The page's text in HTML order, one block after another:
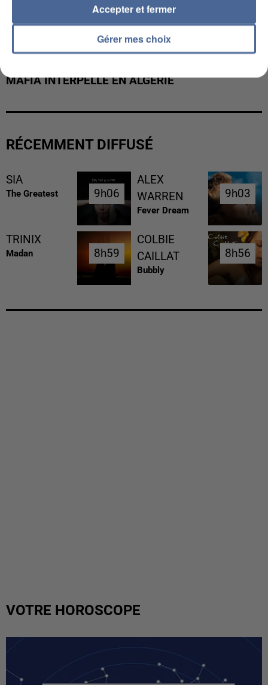
MAFIA INTERPELLÉ EN ALGÉRIE
RÉCEMMENT DIFFUSÉ
SIA
The Greatest 9h06
9h06
ALEX
WARREN
Fever Dream
9h03
9h03
TRINIX
Madan 8h59
8h59
COLBIE
CAILLAT
Bubbly
8h56
8h56
VOTRE HOROSCOPE
Gérer mes choix
Accepter et fermer